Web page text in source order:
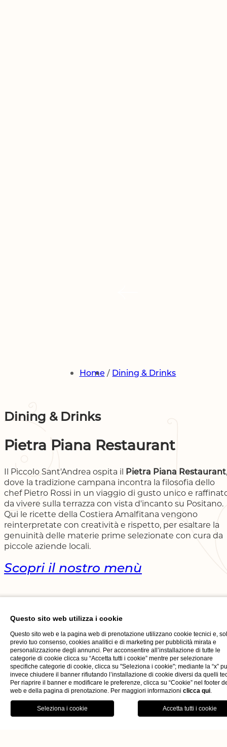
Dove siamoGalleryOfferte
Home Dining & Drinks
Dining & Drinks
Pietra Piana Restaurant
Il Piccolo Sant'Andrea ospita il Pietra Piana Restaurant,
dove la tradizione campana incontra la filosofia dello
chef Pietro Rossi in un viaggio di gusto unico e
da vivere sulla terrazza con vista d'incanto su Positano.
Qui le ricette della Costiera Amalfitana vengono
reinterpretate con creatività e rispetto, per esaltare la
genuinità delle materie prime selezionate con cura da
piccole aziende locali.
Scopri il nostro menù
Questo sito web utilizza i cookie
Questo sito web e la pagina web di prenotazione utilizzano cookie tecnici e,
previo tuo consenso, cookies analitici e di marketing per pubblicità mirata e
personalizzazione degli annunci. Per acconsentire all’installazione di tutte le
categorie di cookie clicca su “Accetta tutti i cookie” mentre per selezionare
specifiche categorie di cookie, clicca su "Seleziona i cookie"; mediante la “x”
invece chiudere il banner rifiutando l’installazione di cookie diversi da quelli
Per riaprire il banner e modificare le preferenze, clicca su “Cookie” nel footer
web e della pagina di prenotazione. Per maggiori informazioni clicca qui.